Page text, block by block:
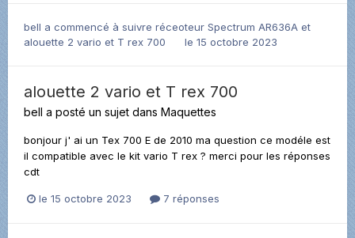
bell a commencé à suivre réceoteur Spectrum AR636A et
alouette 2 vario et T rex 700
le 15 octobre 2023
alouette 2 vario et T rex 700
bell a posté un sujet dans Maquettes
bonjour j' ai un Tex 700 E de 2010 ma question ce modéle est
il compatible avec le kit vario T rex ? merci pour les réponses
cdt
le 15 octobre 2023 7 réponses